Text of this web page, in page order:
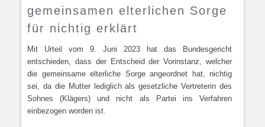
gemeinsamen elterlichen Sorge
für nichtig erklärt
Mit Urteil vom 9. Juni 2023 hat das Bundesgericht
entschieden, dass der Entscheid der Vorinstanz, welcher
die gemeinsame elterliche Sorge angeordnet hat, nichtig
sei, da die Mutter lediglich als gesetzliche Vertreterin des
Sohnes (Klägers) und nicht als Partei ins Verfahren
einbezogen worden ist.